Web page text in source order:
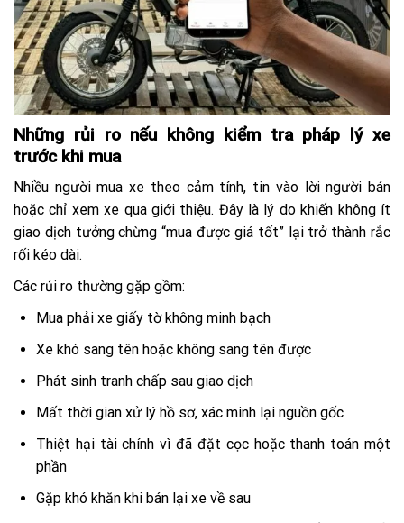
Những rủi ro nếu không kiểm tra pháp lý xe
trước khi mua
Nhiều người mua xe theo cảm tính, tin vào lời người bán
hoặc chỉ xem xe qua giới thiệu. Đây là lý do khiến không ít
giao dịch tưởng chừng “mua được giá tốt” lại trở thành rắc
rối kéo dài.
Các rủi ro thường gặp gồm:
Mua phải xe giấy tờ không minh bạch
Xe khó sang tên hoặc không sang tên được
Phát sinh tranh chấp sau giao dịch
Mất thời gian xử lý hồ sơ, xác minh lại nguồn gốc
Thiệt hại tài chính vì đã đặt cọc hoặc thanh toán một
phần
Gặp khó khăn khi bán lại xe về sau